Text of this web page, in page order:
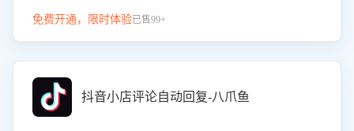
免费开通，限时体验已售99+
抖音小店评论自动回复-八爪鱼